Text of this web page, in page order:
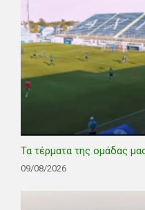
Τα τέρματα της ομάδας
09/08/2026